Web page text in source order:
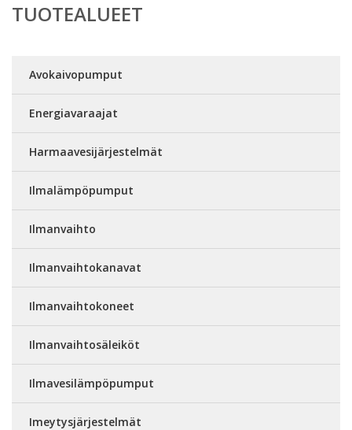
TUOTEALUEET
Avokaivopumput
Energiavaraajat
Harmaavesijärjestelmät
Ilmalämpöpumput
Ilmanvaihto
Ilmanvaihtokanavat
Ilmanvaihtokoneet
Ilmanvaihtosäleiköt
Ilmavesilämpöpumput
Imeytysjärjestelmät